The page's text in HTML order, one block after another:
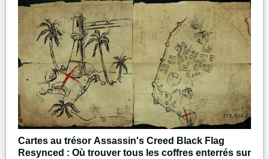
Cartes au trésor Assassin's Creed Black Flag
Resynced : Où trouver tous les coffres enterrés sur